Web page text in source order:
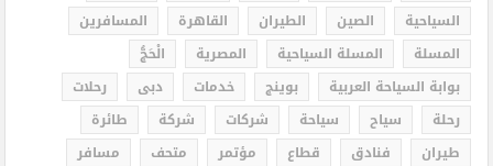
السياحية
الصين الطيران القاهرة
المسافرين
المسلة
المسلة السياحية المصرية
الْحَجُّ
بوابة السياحة العربية
بوينج خدمات دبى
رحلات
رحلة
سياح سياحة شركات شركة
طائرة
طيران
فنادق قطاع مؤتمر متحف
مسافر